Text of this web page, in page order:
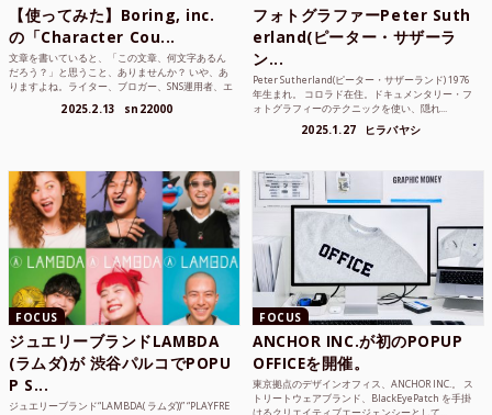
【使ってみた】Boring, inc.
の「Character Cou...
文章を書いていると、「この文章、何文字あるん
だろう？」と思うこと、ありませんか？ いや、あ
りますよね。ライター、ブロガー、SNS運用者、エ
2025.2.13 sn22000
フォトグラファーPeter Suth
erland(ピーター・サザーラ
ン...
Peter Sutherland(ピーター・サザーランド) 1976
年生まれ。 コロラド在住。ドキュメンタリー・フ
ォトグラフィーのテクニックを使い、隠れ...
2025.1.27 ヒラバヤシ
FOCUS
ジュエリーブランドLAMBDA
(ラムダ)が 渋谷パルコでPOPU
P S...
ジュエリーブランド“LAMBDA( ラムダ))” “PLAYFRE
FOCUS
ANCHOR INC.が初のPOPUP
OFFICEを開催。
東京拠点のデザインオフィス、ANCHOR INC.。 ス
トリートウェアブランド、BlackEyePatch を手掛